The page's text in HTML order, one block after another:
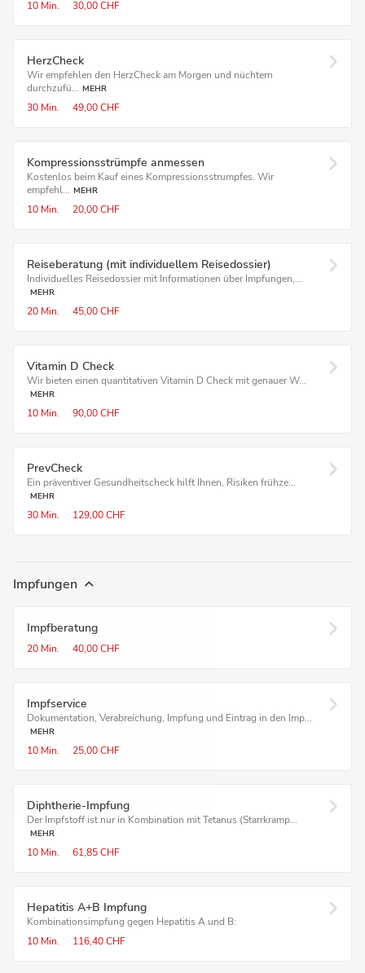
10 Min. 30,00 CHF
Herz­Check
Wir empfehlen den HerzCheck am Morgen und nüchtern
durchzufü... MEHR
30 Min. 49,00 CHF
Kompressions­strümpfe anmessen
Kostenlos beim Kauf eines Kompressionsstrumpfes. Wir
empfehl... MEHR
10 Min. 20,00 CHF
Reiseberatung (mit individuellem Reisedossier)
Individuelles Reisedossier mit Informationen über Impfungen,...
MEHR
20 Min. 45,00 CHF
Vitamin D Check
Wir bieten einen quantitativen Vitamin D Check mit genauer W...
MEHR
10 Min. 90,00 CHF
PrevCheck
Ein präventiver Gesundheitscheck hilft Ihnen, Risiken frühze...
MEHR
30 Min. 129,00 CHF
Impfungen
Impfberatung
20 Min. 40,00 CHF
Impf­service
Dokumentation, Verabreichung, Impfung und Eintrag in den Imp...
MEHR
10 Min. 25,00 CHF
Diphtherie-Impfung
Der Impfstoff ist nur in Kombination mit Tetanus (Starrkramp...
MEHR
10 Min. 61,85 CHF
Hepatitis A+B Impfung
Kombinationsimpfung gegen Hepatitis A und B:
10 Min.
116,40 CHF